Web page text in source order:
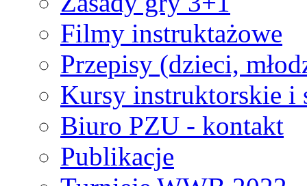
Filmy instruktażowe
Przepisy (dzieci,
Kursy instruktorskie i
Biuro PZU - kontakt
Publikacje